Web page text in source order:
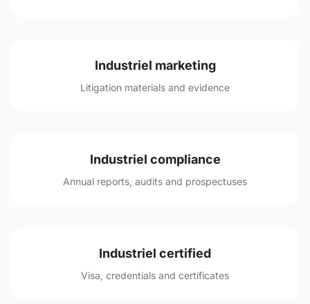
Industriel marketing
Litigation materials and evidence
Industriel compliance
Annual reports, audits and prospectuses
Industriel certified
Visa, credentials and certificates